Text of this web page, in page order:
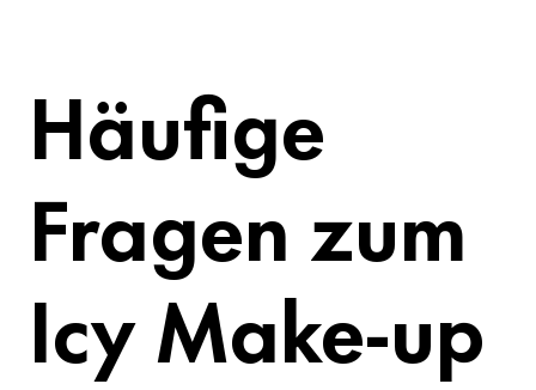
Häufige
Fragen zum
Icy Make-up